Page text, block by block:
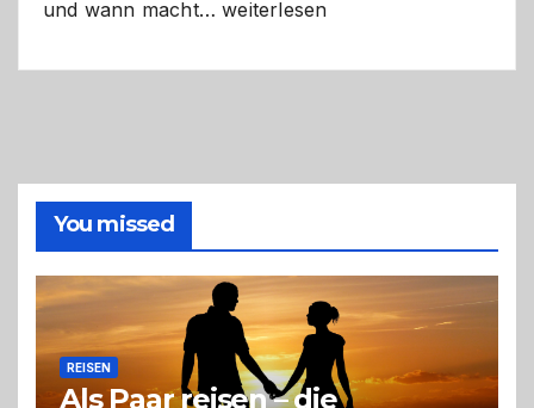
und wann macht…Selber
richtige
Entscheidung
weiterlesen
You missed
REISEN
Als Paar reisen – die